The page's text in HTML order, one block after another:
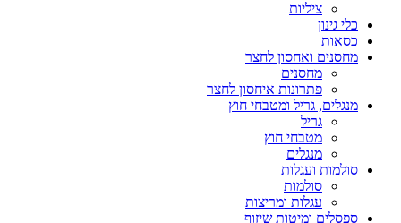
ציליות
כלי גינון
כסאות
מחסנים ואחסון לחצר
מחסנים
פתרונות איחסון לחצר
מנגלים, גריל ומטבחי חוץ
גריל
מטבחי חוץ
מנגלים
סולמות ועגלות
סולמות
עגלות ומריצות
ספסלים ומיטות שיזוף